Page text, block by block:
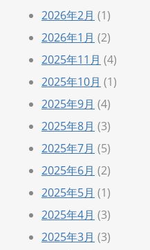
2026年2月 (1)
2026年1月 (2)
2025年11月 (4)
2025年10月 (1)
2025年9月 (4)
2025年8月 (3)
2025年7月 (5)
2025年6月 (2)
2025年5月 (1)
2025年4月 (3)
2025年3月 (3)